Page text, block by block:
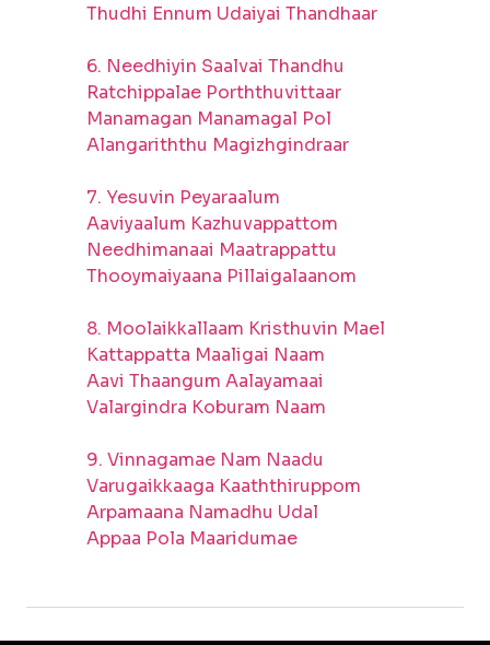
Thudhi Ennum Udaiyai Thandhaar
6. Needhiyin Saalvai Thandhu
Ratchippalae Porththuvittaar
Manamagan Manamagal Pol
Alangariththu Magizhgindraar
7. Yesuvin Peyaraalum
Aaviyaalum Kazhuvappattom
Needhimanaai Maatrappattu
Thooymaiyaana Pillaigalaanom
8. Moolaikkallaam Kristhuvin Mael
Kattappatta Maaligai Naam
Aavi Thaangum Aalayamaai
Valargindra Koburam Naam
9. Vinnagamae Nam Naadu
Varugaikkaaga Kaaththiruppom
Arpamaana Namadhu Udal
Appaa Pola Maaridumae